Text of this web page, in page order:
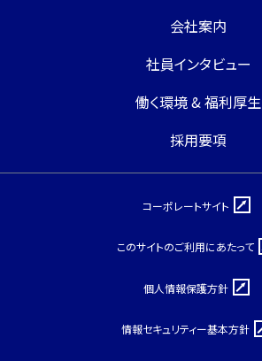
会社案内
社員インタビュー
働く環境 & 福利厚生
採用要項
コーポレートサイト
このサイトのご利用にあたって
個人情報保護方針
情報セキュリティー基本方針